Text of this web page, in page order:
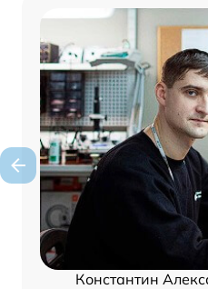
Константин